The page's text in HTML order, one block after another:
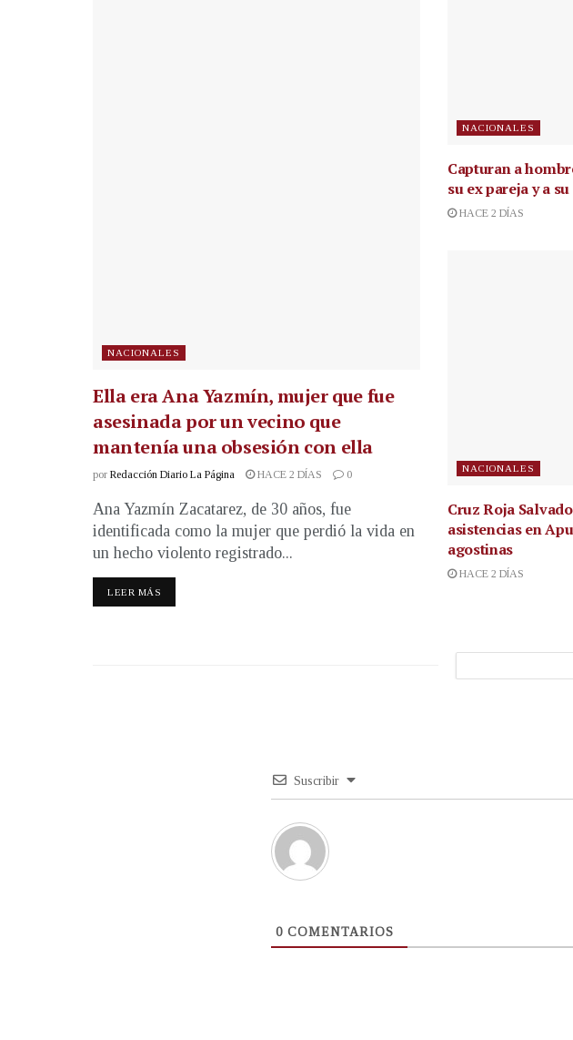
NACIONALES
Ella era Ana Yazmín, mujer que fue
asesinada por un vecino que
mantenía una obsesión con ella
por Redacción Diario La Página HACE 2 DÍAS 0
Ana Yazmín Zacatarez, de 30 años, fue
identificada como la mujer que perdió la vida en
un hecho violento registrado...
LEER MÁS
NACIONALES
Capturan a
su ex pareja y a
HACE 2 DÍAS
NACIONALES
Cruz Roja
asistencias en
agostinas
HACE 2 DÍAS
Suscribir
0 COMENTARIOS